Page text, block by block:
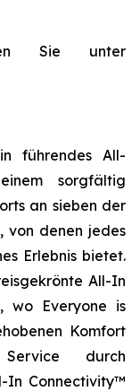
Sie unter
führendes All-
sorgfältig
an sieben der
von denen jedes
Erlebnis bietet.
All-In
, wo Everyone is
Komfort
durch
In Connectivity™